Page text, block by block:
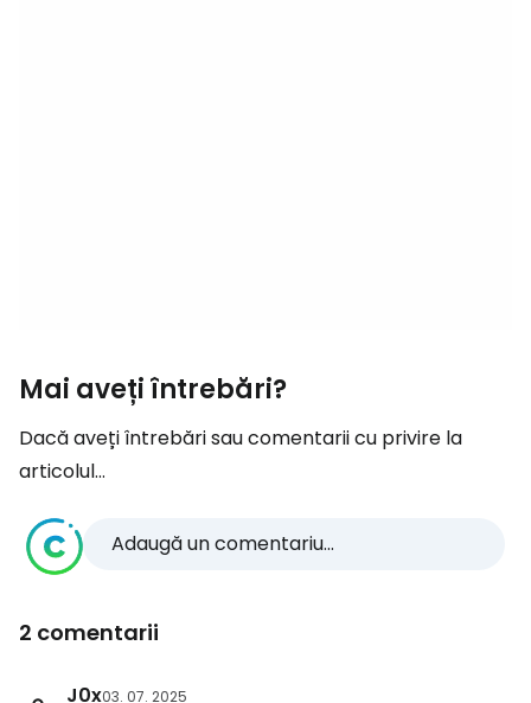
Mai aveți întrebări?
Dacă aveți întrebări sau comentarii cu privire la
articolul...
Adaugă un comentariu...
2 comentarii
J0x03. 07. 2025